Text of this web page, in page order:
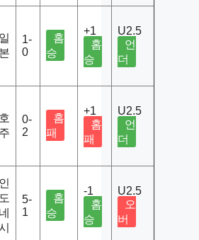
일
본
1-
0
홈
승
+1
홈
승
U2.5
언
더
호
주
0-
2
홈
패
+1
홈
패
U2.5
언
더
인
도
네
5-
1
홈
승
-1
홈
승
U2.5
오
버